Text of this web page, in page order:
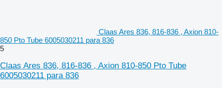
Claas Ares 836, 816-836 , Axion 810-
850 Pto Tube 6005030211 para 836
5
Claas Ares 836, 816-836 , Axion 810-850 Pto Tube
6005030211 para 836